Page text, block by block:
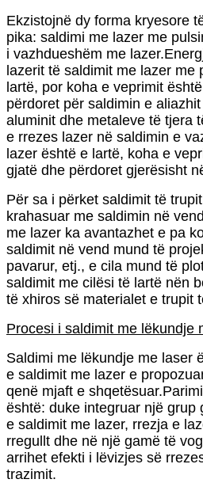
Ekzistojnë dy forma kryesore
pika: saldimi me lazer me
i vazhdueshëm me
lazerit të saldimit me lazer me
lartë, por koha e veprimit
përdoret për saldimin e
aluminit dhe metaleve të tjera
e rrezes lazer në saldimin e
lazer është e lartë, koha e
gjatë dhe përdoret gjerësisht
Për sa i përket saldimit të
krahasuar me saldimin në
me lazer ka avantazhet e pa
saldimit në vend mund të
pavarur, etj., e cila mund të
saldimit me cilësi të lartë nën
të xhiros së materialet e trupit
Procesi i saldimit me lëkundje
Saldimi me lëkundje me laser
e saldimit me lazer e
qenë mjaft e
është: duke integruar një grup
e saldimit me lazer, rrezja e
rregullt dhe në një gamë të
arrihet efekti i lëvizjes së
trazimit.